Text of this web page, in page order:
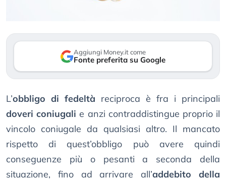
Aggiungi Money.it come
Fonte preferita su Google
L’obbligo di fedeltà reciproca è fra i principali
doveri coniugali e anzi contraddistingue proprio il
vincolo coniugale da qualsiasi altro. Il mancato
rispetto di quest’obbligo può avere quindi
conseguenze più o pesanti a seconda della
situazione, fino ad arrivare all’addebito della